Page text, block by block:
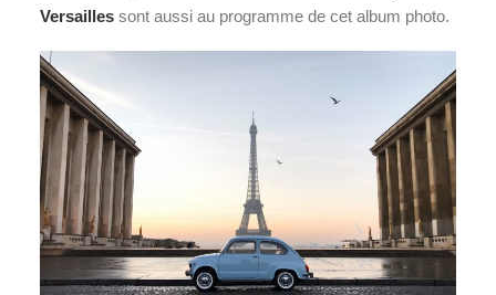
Versailles sont aussi au programme de cet album photo.